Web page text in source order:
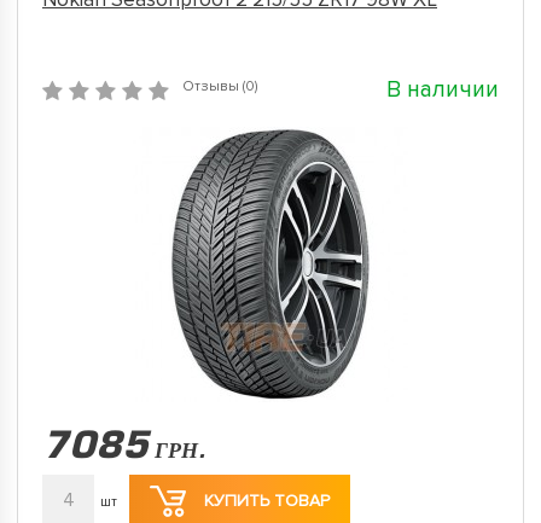
Отзывы (0) В наличии
7085 ГРН.
4 шт КУПИТЬ ТОВАР